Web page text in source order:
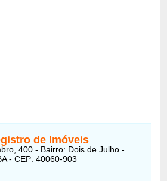
de Imóveis
400 - Bairro: Dois de Julho -
- CEP: 40060-903